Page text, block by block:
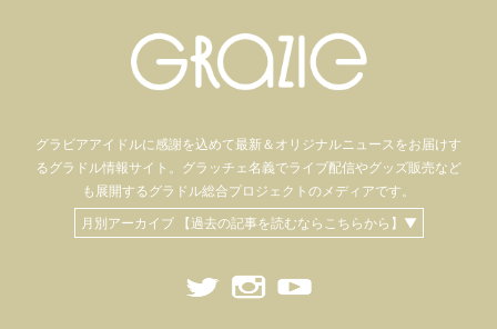
グラビアアイドルに感謝を込めて最新＆オリジナルニュースをお届けす
るグラドル情報サイト。 グラッチェ名義でライブ配信やグッズ販売など
も 展開するグラドル総合プロジェクトのメディアです。
月別アーカイブ 【過去の記事を読むならこちらから】▼